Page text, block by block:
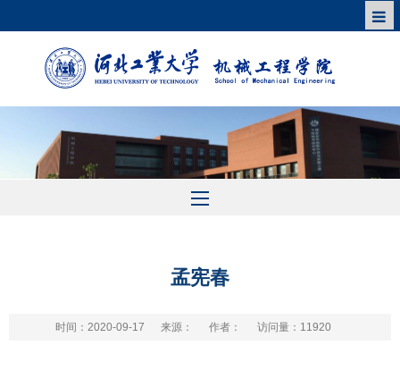
孟宪春
时间：2020-09-17 来源： 作者： 访问量： 11920